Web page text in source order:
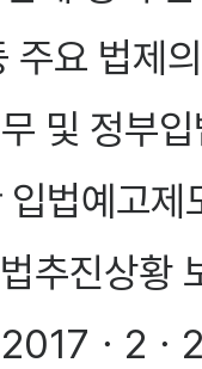
주요 법제
및 정부
법예고제
추진상황
ㆍ2ㆍ